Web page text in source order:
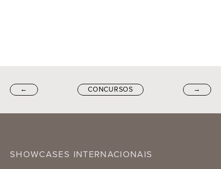
← CONCURSOS →
SHOWCASES INTERNACIONAIS